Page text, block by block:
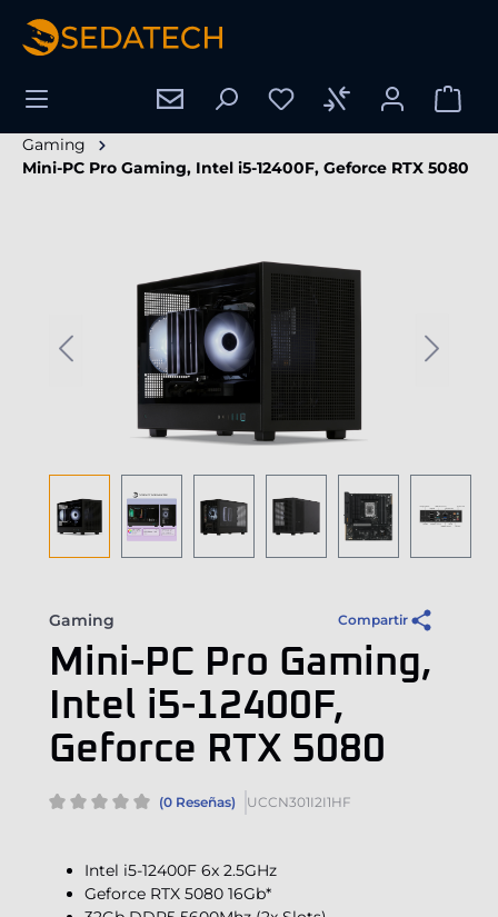
principal
Gaming
Mini-PC Pro Gaming, Intel i5-12400F, Geforce RTX 5080
Gaming Compartir
Mini-PC Pro Gaming,
Intel i5-12400F,
Geforce RTX 5080
(0 Reseñas) UCCN301I2I1HF
Intel i5-12400F 6x 2.5GHz
Geforce RTX 5080 16Gb*